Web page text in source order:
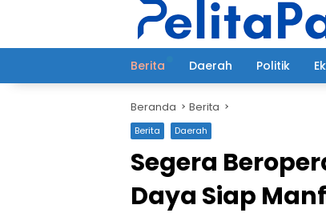
Berita Daerah Politik
Beranda Berita
Berita Daerah
Segera
Daya Siap